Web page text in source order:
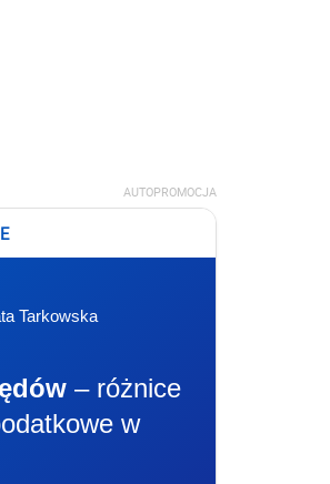
AUTOPROMOCJA
Tarkowska
– różnice
w